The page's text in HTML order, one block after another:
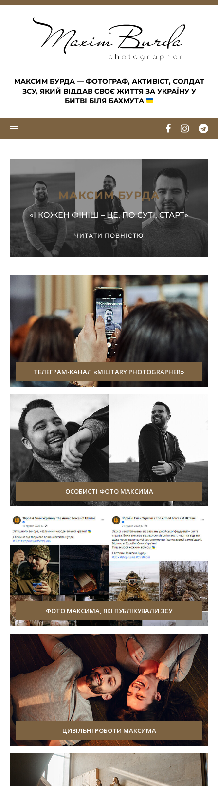
Skip to content
МАКСИМ БУРДА — ФОТОГРАФ, АКТИВІСТ, СОЛДАТ
ЗСУ, ЯКИЙ ВІДДАВ СВОЄ ЖИТТЯ ЗА УКРАЇНУ У
БИТВІ БІЛЯ БАХМУТА
МАКСИМ БУРДА
«І КОЖЕН ФІНІШ – ЦЕ, ПО СУТІ, СТАРТ»
ЧИТАТИ ПОВНІСТЮ
ТЕЛЕГРАМ-КАНАЛ «MILITARY PHOTOGRAPHER»
ОСОБИСТІ ФОТО МАКСИМА
ФОТО МАКСИМА, ЯКІ ПУБЛІКУВАЛИ ЗСУ
ЦИВІЛЬНІ РОБОТИ МАКСИМА